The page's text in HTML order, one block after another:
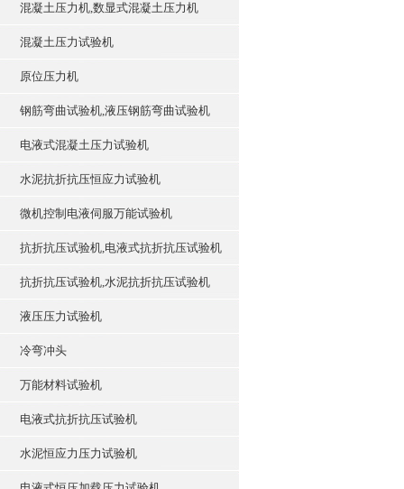
混凝土压力机,数显式混凝土压力机
混凝土压力试验机
原位压力机
钢筋弯曲试验机,液压钢筋弯曲试验机
电液式混凝土压力试验机
水泥抗折抗压恒应力试验机
微机控制电液伺服万能试验机
抗折抗压试验机,电液式抗折抗压试验机
抗折抗压试验机,水泥抗折抗压试验机
液压压力试验机
冷弯冲头
万能材料试验机
电液式抗折抗压试验机
水泥恒应力压力试验机